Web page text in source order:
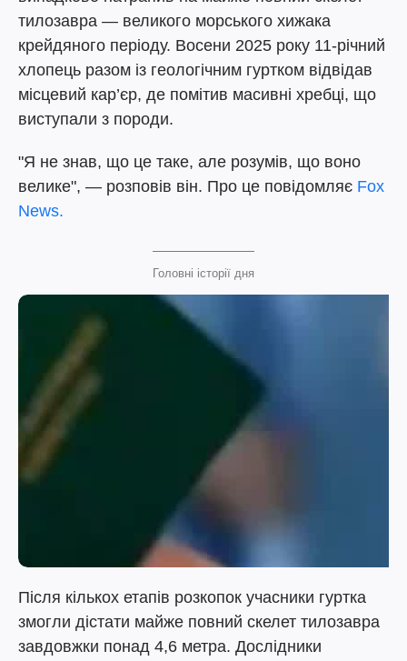
тилозавра — великого морського хижака
крейдяного періоду. Восени 2025 року 11-річний
хлопець разом із геологічним гуртком відвідав
місцевий кар’єр, де помітив масивні хребці, що
виступали з породи.
"Я не знав, що це таке, але розумів, що воно
велике", — розповів він. Про це повідомляє Fox
News.
Головні історії дня
Після кількох етапів розкопок учасники гуртка
змогли дістати майже повний скелет тилозавра
завдовжки понад 4,6 метра. Дослідники